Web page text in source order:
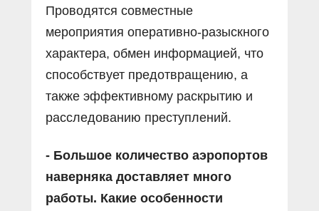
Проводятся совместные
мероприятия оперативно-разыскного
характера, обмен информацией, что
способствует предотвращению, а
также эффективному раскрытию и
расследованию преступлений.
- Большое количество аэропортов
наверняка доставляет много
работы. Какие особенности